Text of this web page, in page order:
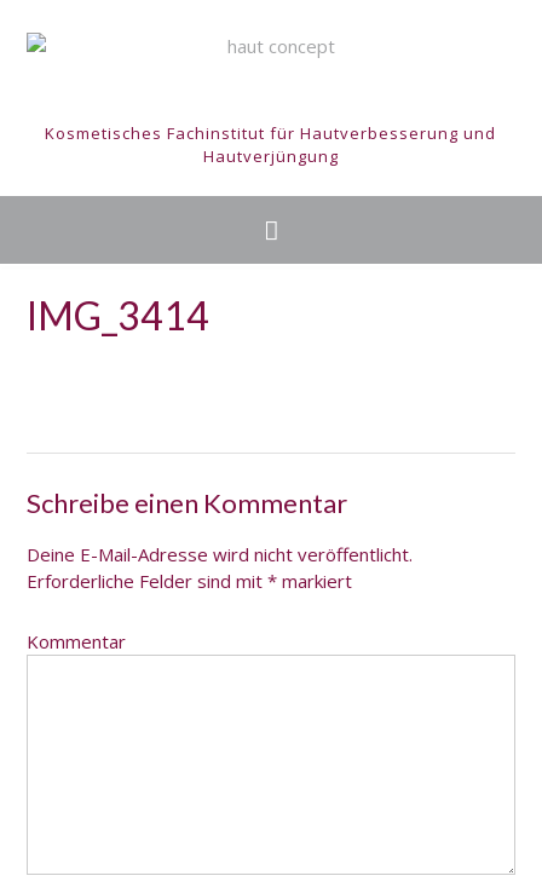
Kosmetisches Fachinstitut für Hautverbesserung und
Hautverjüngung
IMG_3414
Schreibe einen Kommentar
Deine E-Mail-Adresse wird nicht veröffentlicht.
Erforderliche Felder sind mit * markiert
Kommentar